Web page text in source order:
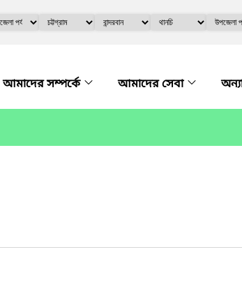
আমাদের সম্পর্কে আমাদের সেবা